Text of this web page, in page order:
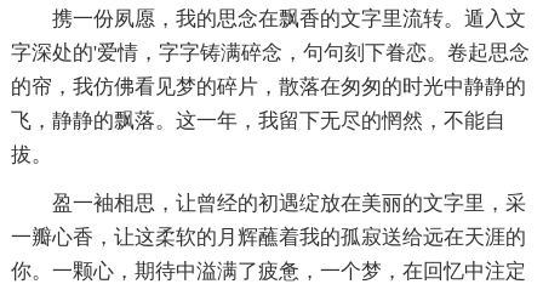
携一份夙愿，我的思念在飘香的文字里流转。遁入文
字深处的'爱情，字字铸满碎念，句句刻下眷恋。卷起思念
的帘，我仿佛看见梦的碎片，散落在匆匆的时光中静静的
飞，静静的飘落。这一年，我留下无尽的惘然，不能自
拔。
盈一袖相思，让曾经的初遇绽放在美丽的文字里，采
一瓣心香，让这柔软的月辉蘸着我的孤寂送给远在天涯的
你。一颗心，期待中溢满了疲惫，一个梦，在回忆中注定